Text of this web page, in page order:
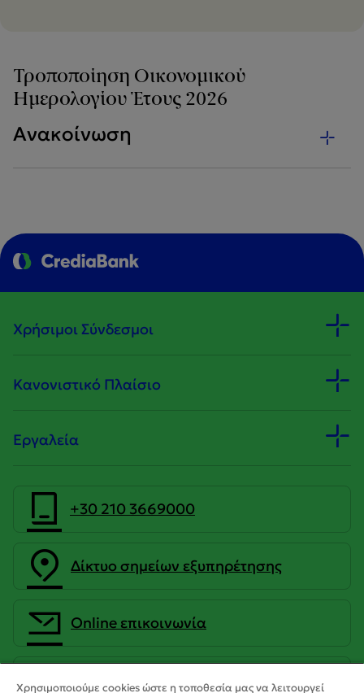
Τροποποίηση Οικονομικού
Ημερολογίου Έτους 2026
Ανακοίνωση
Χρήσιμοι Σύνδεσμοι
Κανονιστικό Πλαίσιο
Εργαλεία
+30 210 3669000
Δίκτυο σημείων εξυπηρέτησης
Οnline επικοινωνία
CrediaBank Ανώνυμη Τραπεζική
Χρησιμοποιούμε cookies ώστε η τοποθεσία μας να λειτουργεί